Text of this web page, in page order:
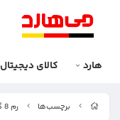
هارد کالای دیجیتال
برچسب‌ها رم 8 گیگابایت